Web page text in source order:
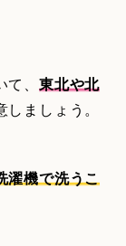
、 東北や北
しましょう。
濯機で洗うこ